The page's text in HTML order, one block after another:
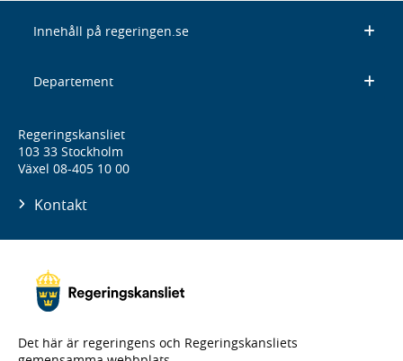
Innehåll på regeringen.se
Departement
Regeringskansliet
103 33 Stockholm
Växel 08-405 10 00
Kontakt
Det här är regeringens och Regeringskansliets